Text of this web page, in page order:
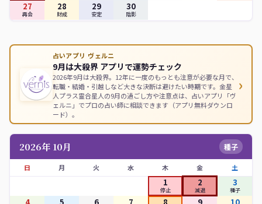
27
再会
28
財成
29
安定
30
陰影
占いアプリ ヴェルニ
9月は大殺界 アプリで運勢チェック
2026年9月は大殺界。12年に一度のもっとも注意が必要な月で、
転職・結婚・引越しなど大きな決断は避けたい時期です。金星
人プラス霊合星人の9月の過ごし方や注意点は、占いアプリ「ヴ
ェルニ」でプロの占い師に相談できます（アプリ無料ダウンロ
ード）。
›
2026年 10月 種子
日 月 火 水 木 金 土
1
停止
2
減退
3
種子